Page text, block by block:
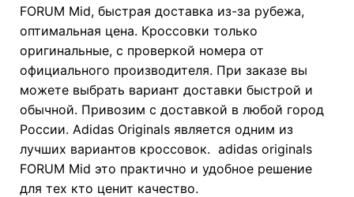
FORUM Mid, быстрая доставка из-за рубежа,
оптимальная цена. Кроссовки только
оригинальные, с проверкой номера от
официального производителя. При заказе вы
можете выбрать вариант доставки быстрой и
обычной. Привозим с доставкой в любой город
России. Adidas Originals является одним из
лучших вариантов кроссовок. adidas originals
FORUM Mid это практично и удобное решение
для тех кто ценит качество.